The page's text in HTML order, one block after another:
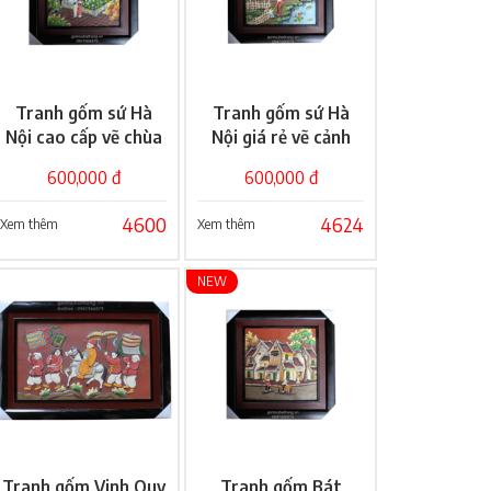
Giỏ hàng
Tranh gốm sứ Hà
Nội cao cấp vẽ chùa
600,000 đ
4600
Xem thêm
Giỏ hàng
Tranh gốm sứ Hà
Nội giá rẻ vẽ cảnh
600,000 đ
4624
Xem thêm
Tranh gốm Vinh Quy
NEW
Tranh gốm Bát